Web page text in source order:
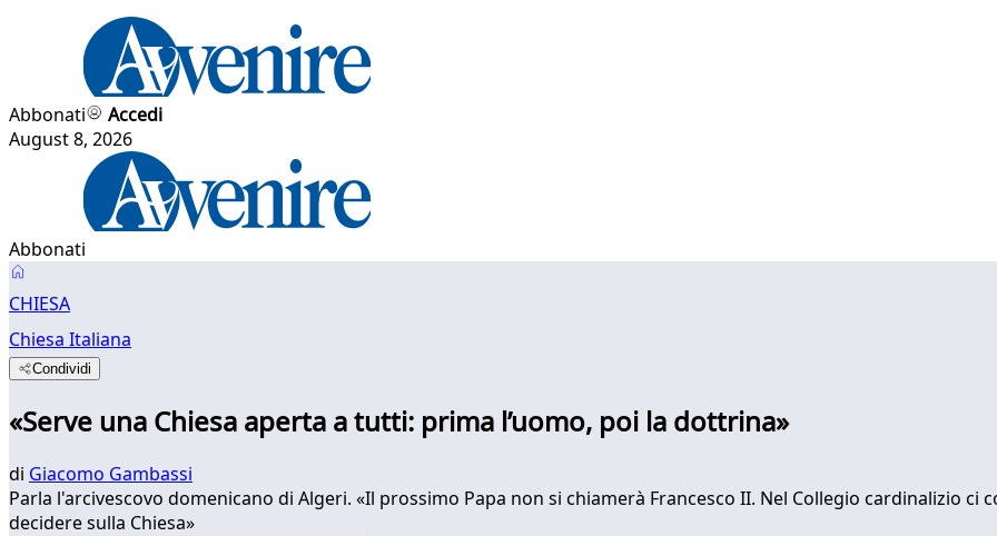
Abbonati
Accedi
August 8, 2026
Abbonati
CHIESA
Chiesa Italiana
Condividi
«Serve una Chiesa aperta a tutti: prima l’uomo, poi la dottrina»
di Giacomo Gambassi
Parla l'arcivescovo domenicano di Algeri. «Il prossimo Papa non si chiamerà Francesco II. Nel Collegio cardinalizio ci
decidere sulla Chiesa»